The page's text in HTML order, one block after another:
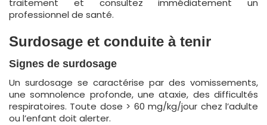
traitement et consultez immédiatement un
professionnel de santé.
Surdosage et conduite à tenir
Signes de surdosage
Un surdosage se caractérise par des vomissements,
une somnolence profonde, une ataxie, des difficultés
respiratoires. Toute dose > 60 mg/kg/jour chez l’adulte
ou l’enfant doit alerter.